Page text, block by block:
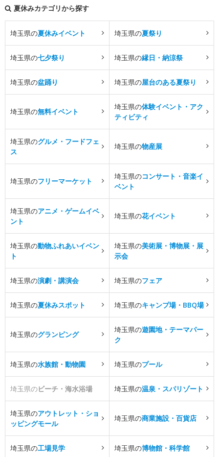
夏休みカテゴリから探す
埼玉県の夏休みイベント 埼玉県の夏祭り
埼玉県の七夕祭り 埼玉県の縁日・納涼祭
埼玉県の盆踊り 埼玉県の屋台のある夏祭り
埼玉県の無料イベント
埼玉県の体験イベント・アク
ティビティ
埼玉県のグルメ・フードフェ
ス
埼玉県の物産展
埼玉県のフリーマーケット
埼玉県のコンサート・音楽イ
ベント
埼玉県のアニメ・ゲームイベ
ント
埼玉県の花イベント
埼玉県の動物ふれあいイベン
ト
埼玉県の美術展・博物展・展
示会
埼玉県の演劇・講演会 埼玉県のフェア
埼玉県の夏休みスポット 埼玉県のキャンプ場・BBQ場
埼玉県のグランピング
埼玉県の遊園地・テーマパー
ク
埼玉県の水族館・動物園 埼玉県のプール
埼玉県のビーチ・海水浴場 埼玉県の温泉・スパリゾート
埼玉県のアウトレット・ショ
ッピングモール
埼玉県の商業施設・百貨店
埼玉県の工場見学 埼玉県の博物館・科学館